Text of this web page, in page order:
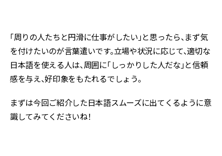
「周りの人たちと円滑に仕事がしたい」と思ったら、まず気
を付けたいのが言葉遣いです。立場や状況に応じて、適切な
日本語を使える人は、周囲に「しっかりした人だな」と信頼
感を与え、好印象をもたれるでしょう。
まずは今回ご紹介した日本語スムーズに出てくるように意
識してみてくださいね！